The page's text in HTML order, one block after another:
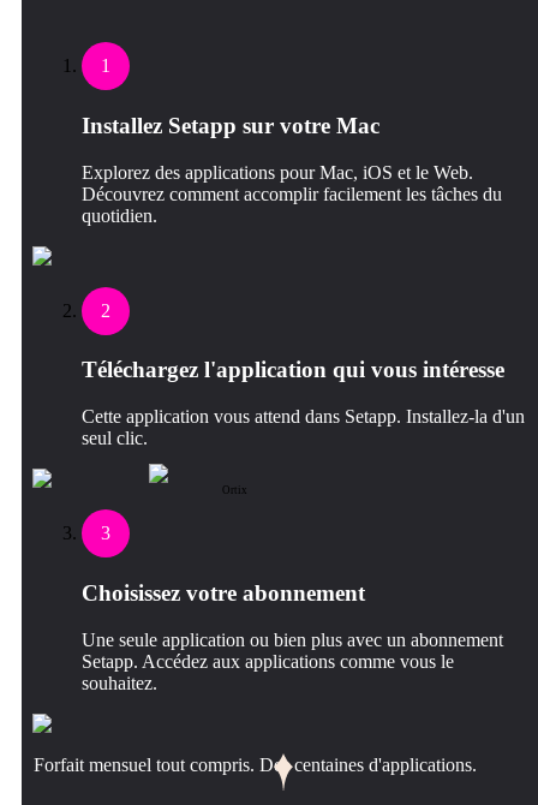
1
Installez Setapp sur votre Mac
Explorez des applications pour Mac, iOS et le Web.
Découvrez comment accomplir facilement les tâches du
quotidien.
2
Téléchargez l'application qui vous intéresse
Cette application vous attend dans Setapp. Installez-la d'un
seul clic.
Ortix
3
Choisissez votre abonnement
Une seule application ou bien plus avec un abonnement
Setapp. Accédez aux applications comme vous le
souhaitez.
Forfait mensuel tout compris. Des centaines d'applications.